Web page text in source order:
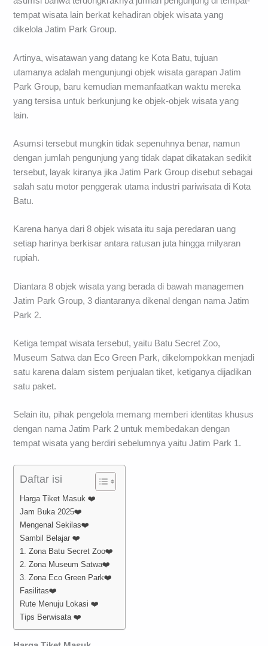
tempat wisata lain berkat kehadiran objek wisata yang
dikelola Jatim Park Group.
Artinya, wisatawan yang datang ke Kota Batu, tujuan
utamanya adalah mengunjungi objek wisata garapan Jatim
Park Group, baru kemudian memanfaatkan waktu mereka
yang tersisa untuk berkunjung ke objek-objek wisata yang
lain.
Asumsi tersebut mungkin tidak sepenuhnya benar, namun
dengan jumlah pengunjung yang tidak dapat dikatakan sedikit
tersebut, layak kiranya jika Jatim Park Group disebut sebagai
salah satu motor penggerak utama industri pariwisata di Kota
Batu.
Karena hanya dari 8 objek wisata itu saja peredaran uang
setiap harinya berkisar antara ratusan juta hingga milyaran
rupiah.
Diantara 8 objek wisata yang berada di bawah managemen
Jatim Park Group, 3 diantaranya dikenal dengan nama Jatim
Park 2.
Ketiga tempat wisata tersebut, yaitu Batu Secret Zoo,
Museum Satwa dan Eco Green Park, dikelompokkan menjadi
satu karena dalam sistem penjualan tiket, ketiganya dijadikan
satu paket.
Selain itu, pihak pengelola memang memberi identitas khusus
dengan nama Jatim Park 2 untuk membedakan dengan
tempat wisata yang berdiri sebelumnya yaitu Jatim Park 1.
Daftar isi
Harga Tiket Masuk ❤️
Jam Buka 2025❤️
Mengenal Sekilas❤️
Sambil Belajar ❤️
1. Zona Batu Secret Zoo❤️
2. Zona Museum Satwa❤️
3. Zona Eco Green Park❤️
Fasilitas❤️
Rute Menuju Lokasi ❤️
Tips Berwisata ❤️